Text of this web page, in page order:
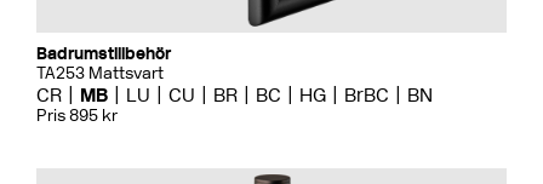
Badrumstillbehör
TA253 Mattsvart
CR MB LU CU BR BC HG BrBC BN
Pris 895 kr